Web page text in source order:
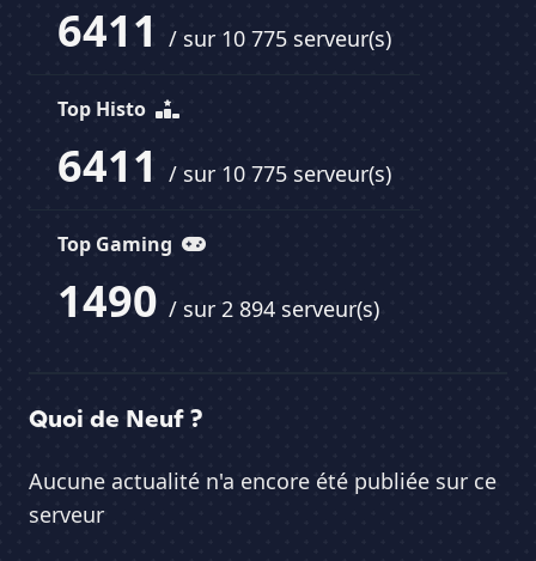
6411 / sur 10 775 serveur(s)
Top Histo
6411 / sur 10 775 serveur(s)
Top Gaming
1490 / sur 2 894 serveur(s)
Quoi de Neuf ?
Aucune actualité n'a encore été publiée sur ce
serveur